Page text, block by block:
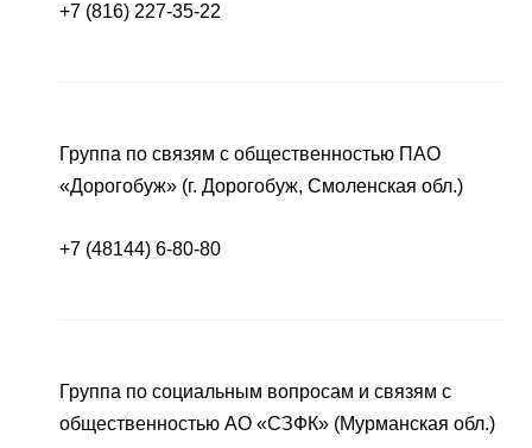
+7 (816) 227-35-22
Группа по связям с общественностью ПАО
«Дорогобуж» (г. Дорогобуж, Смоленская обл.)
+7 (48144) 6-80-80
Группа по социальным вопросам и связям с
общественностью АО «СЗФК» (Мурманская обл.)